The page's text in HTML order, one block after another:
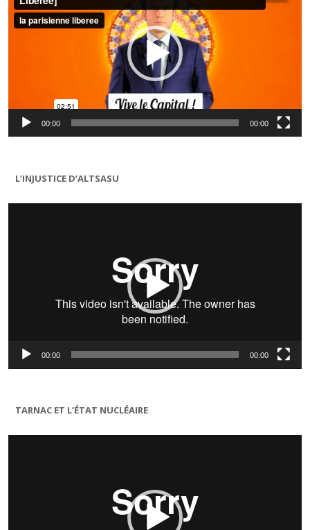
00:00 00:00
L’INJUSTICE D’ALTSASU
Lecteur
00:00 00:00
TARNAC ET L’ÉTAT NUCLÉAIRE
Lecteur